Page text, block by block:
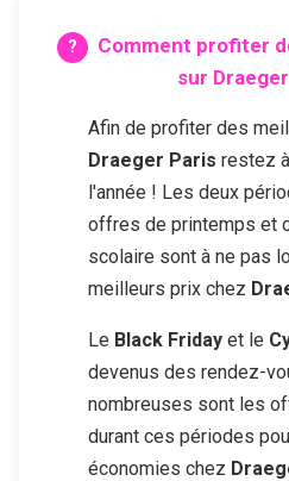
Comment profiter
sur
Afin de profiter des
Draeger Paris restez
l'année ! Les deux
offres de printemps et
scolaire sont à ne pas
meilleurs prix chez
Le Black Friday et le
devenus des rendez-
nombreuses sont les
durant ces périodes
économies chez